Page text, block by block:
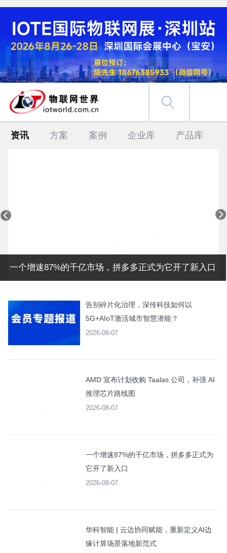
资讯 方案 案例 企业库 产品库
一个增速87%的千亿市场，拼多多正式为它开了新入口
 
告别碎片化治理，深传科技如何以
5G+AIoT激活城市智慧潜能？
2026-08-07
AMD 宣布计划收购 Taalas 公司，补强 AI
推理芯片路线图
2026-08-07
一个增速87%的千亿市场，拼多多正式为
它开了新入口
2026-08-07
华科智能 | 云边协同赋能，重新定义AI边
缘计算场景落地新范式